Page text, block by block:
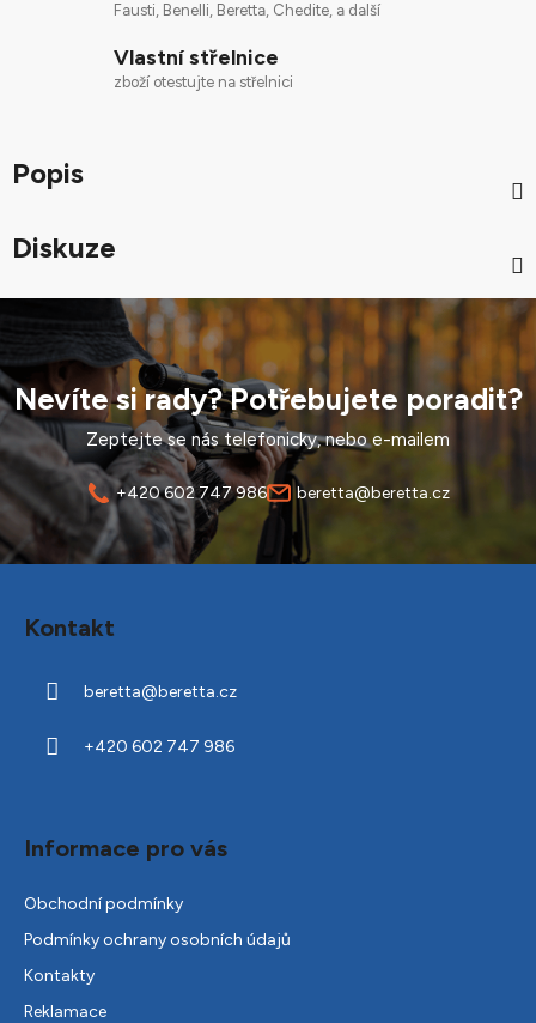
Fausti, Benelli, Beretta, Chedite, a další
Vlastní střelnice
zboží otestujte na střelnici
Popis
Diskuze
Nevíte si rady? Potřebujete poradit?
Zeptejte se nás telefonicky, nebo e-mailem
+420 602 747 986 beretta@beretta.cz
Kontakt
beretta@beretta.cz
+420 602 747 986
Informace pro vás
Obchodní podmínky
Podmínky ochrany osobních údajů
Kontakty
Reklamace